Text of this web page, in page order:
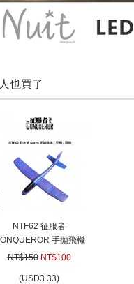
也買了
NTF62 征服者
手拋飛機
飛/迴旋) 戶外 童趣 戶外
NT$150 NT$100
(USD3.33)